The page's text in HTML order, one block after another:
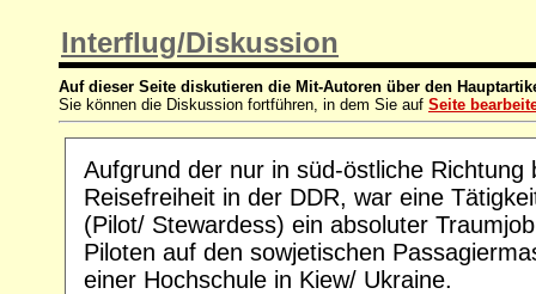
Interflug/Diskussion
Auf dieser Seite diskutieren die Mit-Autoren über den
Sie können die Diskussion fortführen, in dem Sie auf Seite
Aufgrund der nur in süd-östliche Richtung
Reisefreiheit in der DDR, war eine
(Pilot/ Stewardess) ein absoluter
Piloten auf den sowjetischen
einer Hochschule in Kiew/ Ukraine.